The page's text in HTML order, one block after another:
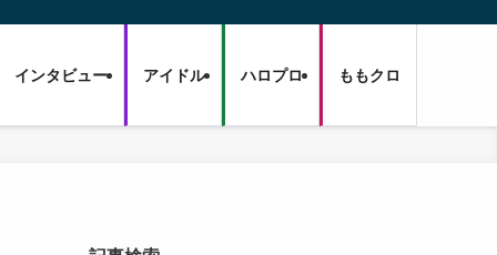
インタビュー アイドル ハロプロ ももクロ